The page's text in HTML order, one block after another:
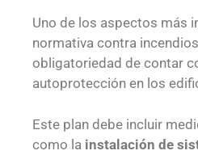
Uno de los aspectos más
normativa contra
obligatoriedad de contar
autoprotección en los
Este plan debe incluir
como la instalación de